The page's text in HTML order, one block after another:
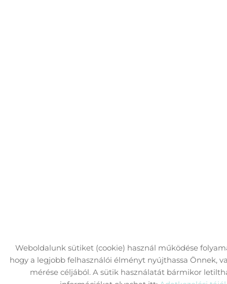
Weboldalunk sütiket (cookie) használ működése
hogy a legjobb felhasználói élményt nyújthassa Önnek,
mérése céljából. A sütik használatát bármikor